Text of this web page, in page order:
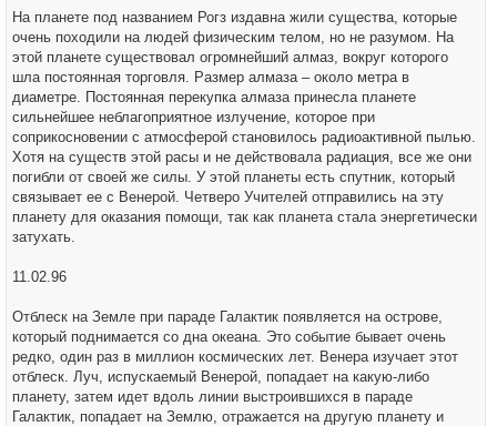
На планете под названием Рогз издавна жили существа, которые
очень походили на людей физическим телом, но не разумом. На
этой планете существовал огромнейший алмаз, вокруг которого
шла постоянная торговля. Размер алмаза – около метра в
диаметре. Постоянная перекупка алмаза принесла планете
сильнейшее неблагоприятное излучение, которое при
соприкосновении с атмосферой становилось радиоактивной пылью.
Хотя на существ этой расы и не действовала радиация, все же они
погибли от своей же силы. У этой планеты есть спутник, который
связывает ее с Венерой. Четверо Учителей отправились на эту
планету для оказания помощи, так как планета стала энергетически
затухать.
11.02.96
Отблеск на Земле при параде Галактик появляется на острове,
который поднимается со дна океана. Это событие бывает очень
редко, один раз в миллион космических лет. Венера изучает этот
отблеск. Луч, испускаемый Венерой, попадает на какую-либо
планету, затем идет вдоль линии выстроившихся в параде
Галактик, попадает на Землю, отражается на другую планету и